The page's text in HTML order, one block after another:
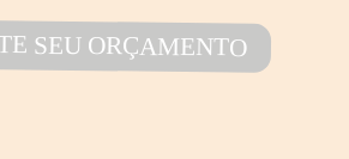
SEU ORÇAMENTO